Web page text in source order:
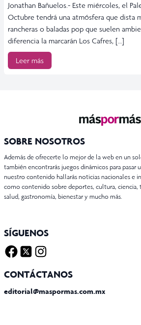
Jonathan Bañuelos.- Este miércoles, el
Octubre tendrá una atmósfera que dista
rancheras o baladas pop que suelen
diferencia la marcarán Los Cafres, […]
Leer más
SOBRE NOSOTROS
Además de ofrecerte lo mejor de la web en un
también encontrarás juegos dinámicos para pasar
nuestro contenido hallarás noticias nacionales e
como contenido sobre deportes, cultura, ciencia,
salud, gastronomía, bienestar y mucho más.
SÍGUENOS
CONTÁCTANOS
editorial@maspormas.com.mx